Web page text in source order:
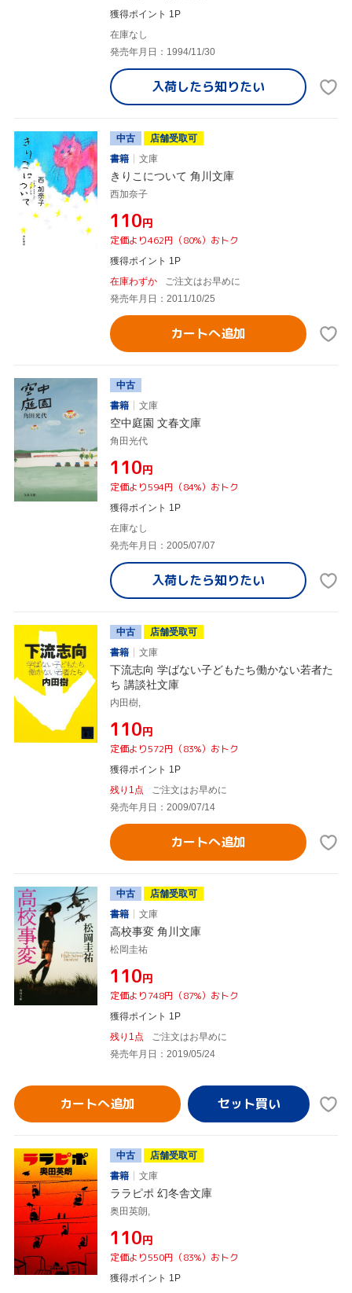
獲得ポイント 1P
在庫なし
発売年月日：1994/11/30
入荷したら知りたい
中古
店舗受取可
書籍
文庫
きりこについて 角川文庫
西加奈子
¥110円
定価より462円（80%）おトク
獲得ポイント 1P
在庫わずか
ご注文はお早めに
発売年月日：2011/10/25
カートへ追加
中古
書籍
文庫
空中庭園 文春文庫
角田光代
¥110円
定価より594円（84%）おトク
獲得ポイント 1P
在庫なし
発売年月日：2005/07/07
入荷したら知りたい
中古
店舗受取可
書籍
文庫
下流志向 学ばない子どもたち働かない若者た
ち 講談社文庫
内田樹,
¥110円
定価より572円（83%）おトク
獲得ポイント 1P
残り1点
ご注文はお早めに
発売年月日：2009/07/14
カートへ追加
中古
店舗受取可
書籍
文庫
高校事変 角川文庫
松岡圭祐
¥110円
定価より748円（87%）おトク
獲得ポイント 1P
残り1点
ご注文はお早めに
発売年月日：2019/05/24
カートへ追加
中古
店舗受取可
書籍
文庫
ララピポ 幻冬舎文庫
奥田英朗,
¥110円
定価より550円（83%）おトク
獲得ポイント 1P